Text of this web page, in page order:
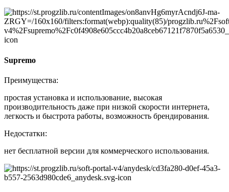
Supremo
Преимущества:
простая установка и использование, высокая
производительность даже при низкой скорости интернета,
легкость и быстрота работы, возможность брендирования.
Недостатки:
нет бесплатной версии для коммерческого использования.